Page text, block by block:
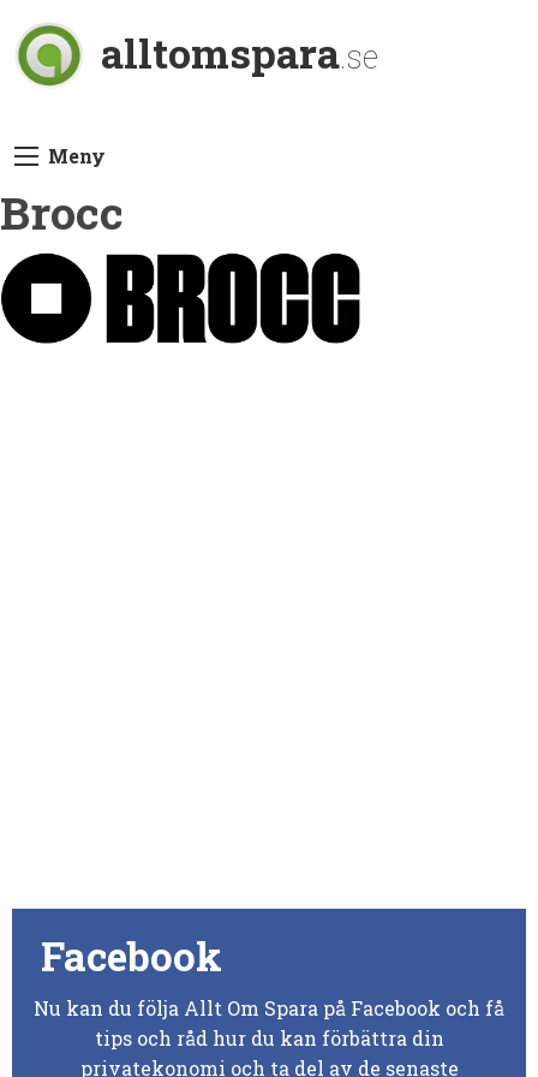
alltomspara.se
Meny
Brocc
Facebook
Nu kan du följa Allt Om Spara på Facebook och få
tips och råd hur du kan förbättra din
privatekonomi och ta del av de senaste